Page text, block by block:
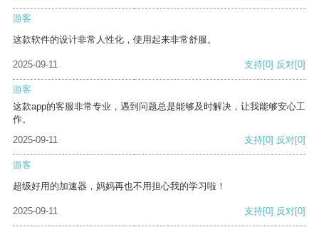
游客
这款软件的设计非常人性化，使用起来非常舒服。
2025-09-11 支持[0] 反对[0]
游客
这款app的客服非常专业，遇到问题总是能够及时解决，让我能够安心工
作。
2025-09-11
支持[0] 反对[0]
游客
超级好用的加速器，妈妈再也不用担心我的学习啦！
2025-09-11 支持[0] 反对[0]